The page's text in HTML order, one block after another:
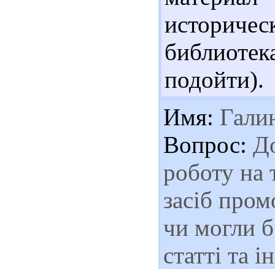
подойти).
Имя:
Вопрос:
роботу на
засіб
чи могли
статті та